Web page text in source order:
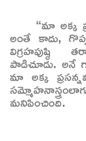
“మా అక్క
అంతే కాదు,
విగ్రహపుష్ఠి
పాడిచూడు. అనే
మా అక్క
మనిపించింది.